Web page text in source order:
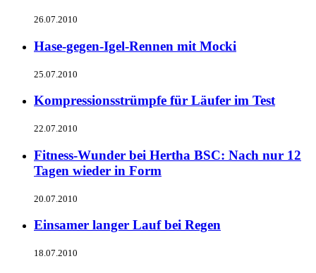
26.07.2010
Hase-gegen-Igel-Rennen mit Mocki
25.07.2010
Kompressionsstrümpfe für Läufer im Test
22.07.2010
Fitness-Wunder bei Hertha BSC: Nach nur 12
Tagen wieder in Form
20.07.2010
Einsamer langer Lauf bei Regen
18.07.2010